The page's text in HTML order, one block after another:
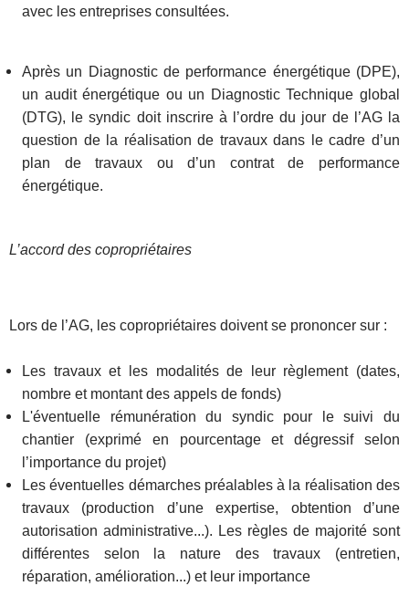
avec les entreprises consultées.
Après un Diagnostic de performance énergétique (DPE),
un audit énergétique ou un Diagnostic Technique global
(DTG), le syndic doit inscrire à l’ordre du jour de l’AG la
question de la réalisation de travaux dans le cadre d’un
plan de travaux ou d’un contrat de performance
énergétique.
L’accord des copropriétaires
Lors de l’AG, les copropriétaires doivent se prononcer sur :
Les travaux et les modalités de leur règlement (dates,
nombre et montant des appels de fonds)
L'éventuelle rémunération du syndic pour le suivi du
chantier (exprimé en pourcentage et dégressif selon
l’importance du projet)
Les éventuelles démarches préalables à la réalisation des
travaux (production d’une expertise, obtention d’une
autorisation administrative...). Les règles de majorité sont
différentes selon la nature des travaux (entretien,
réparation, amélioration...) et leur importance